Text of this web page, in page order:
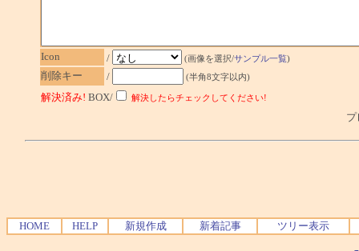
Icon / (画像を選択/サンプル一覧)
削除キー / (半角8文字以内)
解決済み! BOX/ 解決したらチェックしてください!
プ
HOME HELP 新規作成 新着記事 ツリー表示